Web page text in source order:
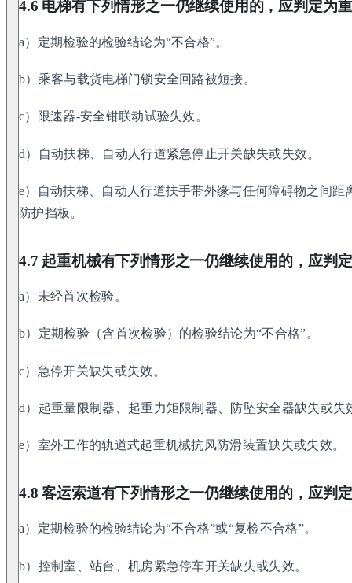
4.6 电梯有下列情形之一仍继续使用的，应判定为
a）定期检验的检验结论为“不合格”。
b）乘客与载货电梯门锁安全回路被短接。
c）限速器-安全钳联动试验失效。
d）自动扶梯、自动人行道紧急停止开关缺失或失效。
e）自动扶梯、自动人行道扶手带外缘与任何障碍物之间距
防护挡板。
4.7 起重机械有下列情形之一仍继续使用的，应判
a）未经首次检验。
b）定期检验（含首次检验）的检验结论为“不合格”。
c）急停开关缺失或失效。
d）起重量限制器、起重力矩限制器、防坠安全器缺失或失
e）室外工作的轨道式起重机械抗风防滑装置缺失或失效。
4.8 客运索道有下列情形之一仍继续使用的，应判
a）定期检验的检验结论为“不合格”或“复检不合格”。
b）控制室、站台、机房紧急停车开关缺失或失效。